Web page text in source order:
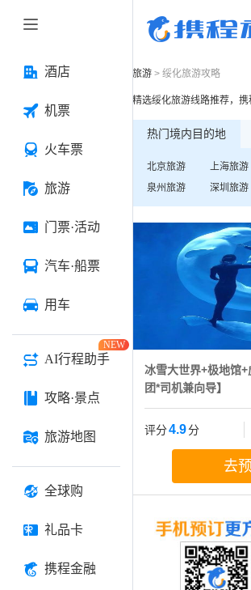
酒店
机票
火车票
旅游
门票·活动
汽车·船票
用车
AI行程助手
NEW
攻略·景点
旅游地图
全球购
礼品卡
携程金融
旅游 > 绥化旅游攻略
精选绥化旅游线路推荐，
热门境内目的地
北京旅游 上海旅游
泉州旅游 深圳 旅游
冰雪大世界+极地馆
团*司机兼向导】
评分4.9分
去